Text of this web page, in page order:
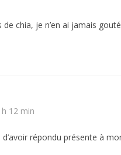
de chia, je n’en ai jamais
12 min
répondu présente à